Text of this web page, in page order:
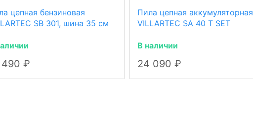
цепная бензиновая
SB 301, шина 35 см
490
Пила цепная аккумуляторная
VILLARTEC SA 40 T SET
В наличии
24 090